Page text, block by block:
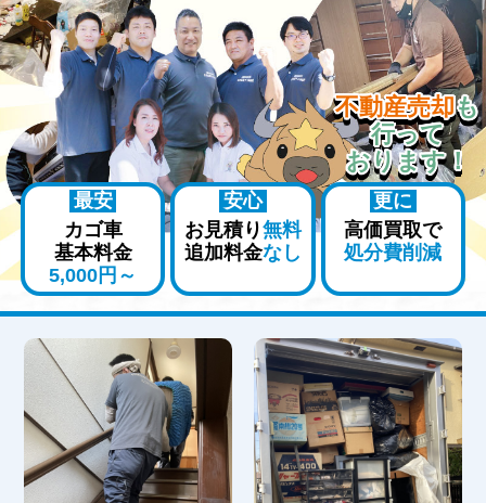
不動産売却も
行って
おります！
最安
カゴ車
基本料金
5,000円～
安心
お見積り無料
追加料金なし
更に
高価買取で
処分費削減